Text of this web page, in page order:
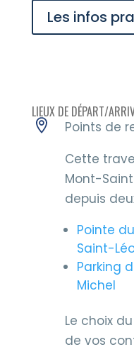
Les infos
LIEUX DE DÉPART/
Points de
Cette
Mont-
depuis
Pointe
Saint-
Parking
Michel
Le choix
de vos